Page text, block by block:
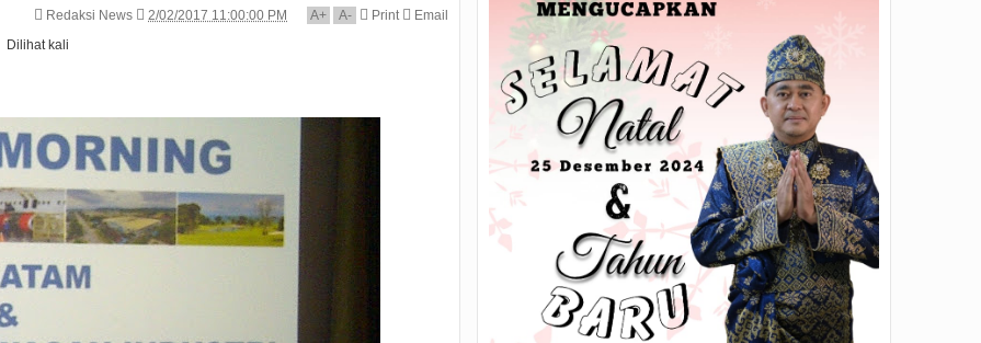
Redaksi News 2/02/2017 11:00:00 PM A+ A- Print
Email
Dilihat kali